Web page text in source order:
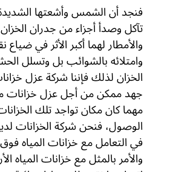
فنجد أن الشمس وأشعتها
تآكل وصدأ أجزاء من جدران
والأمطار لهما أكبر الأثر في ضياع
وامتلائه بالشوائب بل وتسلل
الخزان لذلك فإننا شركة عزل
جهد ممكن من أجل عزل خزانات
مهما كان مكان تواجد تلك
الوصول، فنحن شركة الخزانات
في التعامل مع خزانات المياه
والأمر بالمثل مع خزانات المياه